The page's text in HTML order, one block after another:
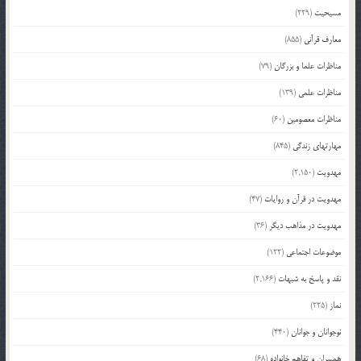
مسیحیت (229)
معارف قرآنی (855)
مناظرات علما و بزرگان(79)
مناظرات علمی (139)
مناظرات معصومین (60)
مهارتهای زندگی (845)
مهدویت (2,150)
مهدویت در قرآن و روایات (47)
مهدویت در مذاهب دیگر (36)
موضوعات اجتماعی (122)
نقد و پاسخ به شبهات (2,166)
نماز (225)
نوجوانان و جوانان(440)